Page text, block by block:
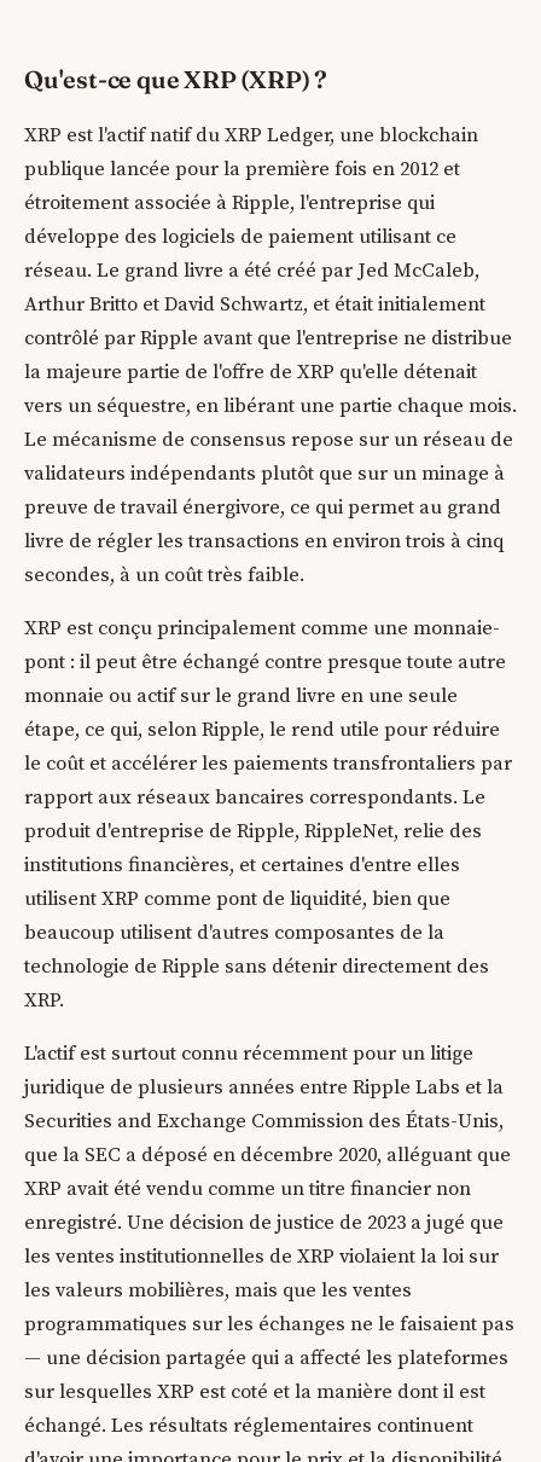
Qu'est-ce que XRP (XRP) ?
XRP est l'actif natif du XRP Ledger, une blockchain
publique lancée pour la première fois en 2012 et
étroitement associée à Ripple, l'entreprise qui
développe des logiciels de paiement utilisant ce
réseau. Le grand livre a été créé par Jed McCaleb,
Arthur Britto et David Schwartz, et était initialement
contrôlé par Ripple avant que l'entreprise ne distribue
la majeure partie de l'offre de XRP qu'elle détenait
vers un séquestre, en libérant une partie chaque mois.
Le mécanisme de consensus repose sur un réseau de
validateurs indépendants plutôt que sur un minage à
preuve de travail énergivore, ce qui permet au grand
livre de régler les transactions en environ trois à cinq
secondes, à un coût très faible.
XRP est conçu principalement comme une monnaie-
pont : il peut être échangé contre presque toute autre
monnaie ou actif sur le grand livre en une seule
étape, ce qui, selon Ripple, le rend utile pour réduire
le coût et accélérer les paiements transfrontaliers par
rapport aux réseaux bancaires correspondants. Le
produit d'entreprise de Ripple, RippleNet, relie des
institutions financières, et certaines d'entre elles
utilisent XRP comme pont de liquidité, bien que
beaucoup utilisent d'autres composantes de la
technologie de Ripple sans détenir directement des
XRP.
L'actif est surtout connu récemment pour un litige
juridique de plusieurs années entre Ripple Labs et la
Securities and Exchange Commission des États-Unis,
que la SEC a déposé en décembre 2020, alléguant que
XRP avait été vendu comme un titre financier non
enregistré. Une décision de justice de 2023 a jugé que
les ventes institutionnelles de XRP violaient la loi sur
les valeurs mobilières, mais que les ventes
programmatiques sur les échanges ne le faisaient pas
— une décision partagée qui a affecté les plateformes
sur lesquelles XRP est coté et la manière dont il est
échangé. Les résultats réglementaires continuent